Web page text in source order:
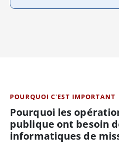
POURQUOI C'EST IMPORTANT
Pourquoi les
publique ont besoin
informatiques de